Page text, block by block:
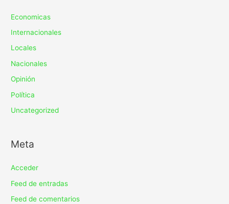
Economicas
Internacionales
Locales
Nacionales
Opinión
Política
Uncategorized
Meta
Acceder
Feed de entradas
Feed de comentarios